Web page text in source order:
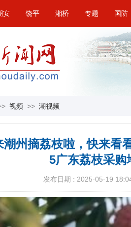
安 饶平 湘桥 专题 国防
视频 >> 潮视频
潮州摘荔枝啦，快来看
5广东荔枝采购
发布日期 : 2025-05-19